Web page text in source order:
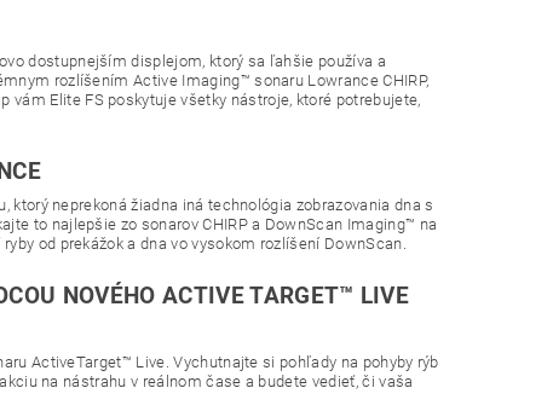
dostupnejším displejom, ktorý sa ľahšie používa a
rozlíšením Active Imaging™ sonaru Lowrance CHIRP,
Elite FS poskytuje všetky nástroje, ktoré potrebujete,
ktorý neprekoná žiadna iná technológia zobrazovania dna s
to najlepšie zo sonarov CHIRP a DownScan Imaging™ na
od prekážok a dna vo vysokom rozlíšení DownScan.
NOVÉHO ACTIVE TARGET™ LIVE
ActiveTarget™ Live. Vychutnajte si pohľady na pohyby rýb
na nástrahu v reálnom čase a budete vedieť, či vaša